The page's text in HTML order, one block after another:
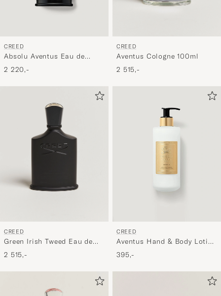
CREED
Absolu Aventus Eau de
Parfum 50ml
2 220,-
CREED
Aventus Cologne 100ml
2 515,-
CREED
Green Irish Tweed Eau de
Parfum 100ml
2 515,-
CREED
Aventus Hand & Body Lotion
300ml
395,-